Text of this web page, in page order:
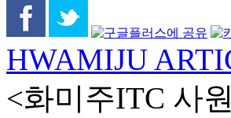
HWAMIJU
<화미주ITC 사